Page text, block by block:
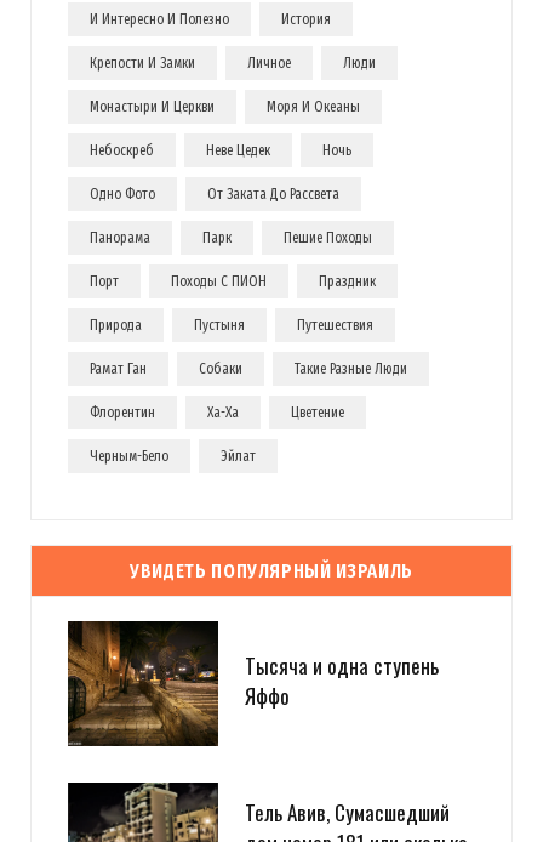
И Интересно И Полезно История
Крепости И Замки Личное Люди
Монастыри И Церкви Моря И Океаны
Небоскреб Неве Цедек Ночь
Одно Фото От Заката До Рассвета
Панорама Парк Пешие Походы
Порт Походы С ПИОН Праздник
Природа Пустыня Путешествия
Рамат Ган Собаки Такие Разные Люди
Флорентин Ха-Ха Цветение
Черным-Бело Эйлат
УВИДЕТЬ ПОПУЛЯРНЫЙ ИЗРАИЛЬ
Тысяча и одна ступень
Яффо
Тель Авив, Сумасшедший